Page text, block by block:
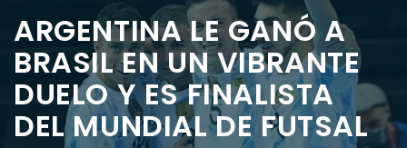
ARGENTINA LE GANÓ A
BRASIL EN UN VIBRANTE
DUELO Y ES FINALISTA
DEL MUNDIAL DE FUTSAL